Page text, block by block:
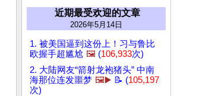
近期最受欢迎的文章
2026年5月14日
1. 被美国逼到这份上！习与鲁比
欧握手超尴尬 🖼️ (106,933次)
2. 大陆网友“箭射龙袍猪头” 中南
海那位连发噩梦 🖼️▶️ 📝 (105,197
次)